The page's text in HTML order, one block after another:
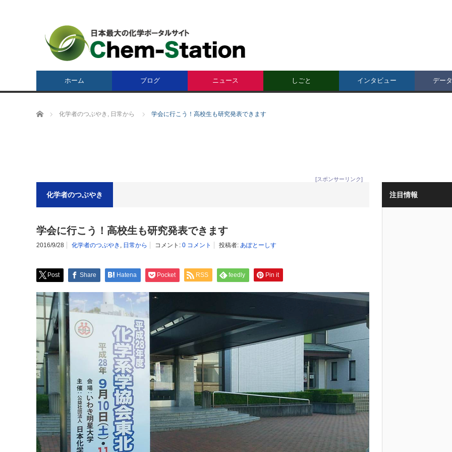
ホーム ブログ ニュース しごと インタビュー デー
ホーム 化学者のつぶやき , 日常から 学会に行こう！高校生も研究発表できます
[スポンサーリンク]
化学者のつぶやき
学会に行こう！高校生も研究発表できます
2016/9/28 化学者のつぶやき , 日常から コメント: 0 コメント 投稿者: あぽとーしす
Post Share Hatena Pocket RSS feedly Pin it
注目情報